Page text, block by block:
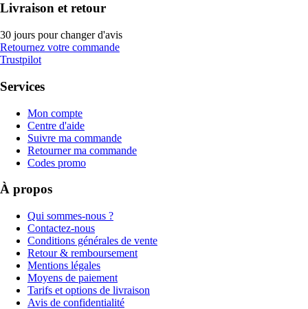
Livraison et retour
30 jours pour changer d'avis
Retournez votre commande
Trustpilot
Services
Mon compte
Centre d'aide
Suivre ma commande
Retourner ma commande
Codes promo
À propos
Qui sommes-nous ?
Contactez-nous
Conditions générales de vente
Retour & remboursement
Mentions légales
Moyens de paiement
Tarifs et options de livraison
Avis de confidentialité